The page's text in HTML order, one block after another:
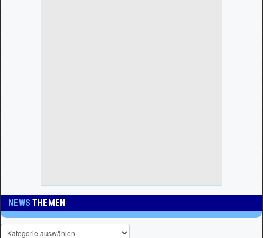
NEWSTHEMEN